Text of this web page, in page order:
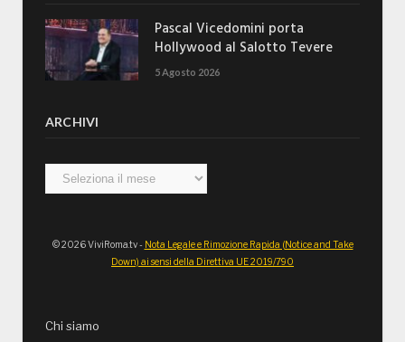
Pascal Vicedomini porta
Hollywood al Salotto Tevere
5 Agosto 2026
ARCHIVI
Archivi
© 2026 ViviRoma.tv - Nota Legale e Rimozione Rapida (Notice and Take
Down) ai sensi della Direttiva UE 2019/790
Chi siamo